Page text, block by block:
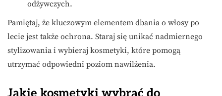
odżywczych.
Pamiętaj, że kluczowym elementem dbania o włosy po
lecie jest także ochrona. Staraj się unikać nadmiernego
stylizowania i wybieraj kosmetyki, które pomogą
utrzymać odpowiedni poziom nawilżenia.